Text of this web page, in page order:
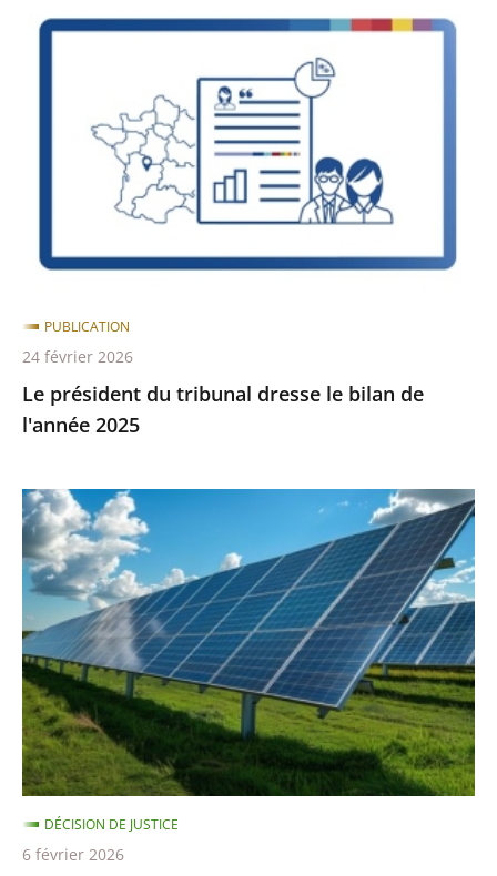
Sérifontaine
président
l'année
Le président du tribunal dresse le bilan de
l'année 2025
PUBLICATION
24 février 2026
Projet
de
centrale
photovoltaïque
sur
les
territoires
des
communes
de
Rosières
et
DÉCISION DE JUSTICE
6 février 2026